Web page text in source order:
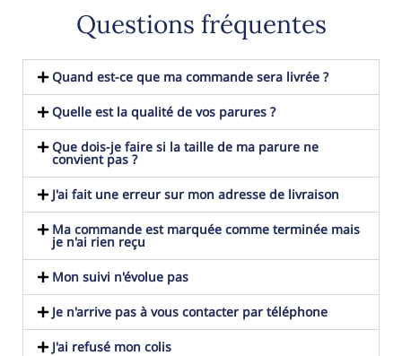
Questions fréquentes
Quand est-ce que ma commande sera livrée ?
Quelle est la qualité de vos parures ?
Que dois-je faire si la taille de ma parure ne
convient pas ?
J'ai fait une erreur sur mon adresse de livraison
Ma commande est marquée comme terminée mais
je n'ai rien reçu
Mon suivi n'évolue pas
Je n'arrive pas à vous contacter par téléphone
J'ai refusé mon colis